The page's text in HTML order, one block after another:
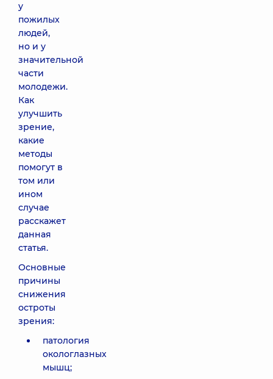
у
пожилых
людей,
но и у
значительной
части
молодежи.
Как
улучшить
зрение,
какие
методы
помогут в
том или
ином
случае
расскажет
данная
статья.
Основные
причины
снижения
остроты
зрения:
патология
окологлазных
мышц;